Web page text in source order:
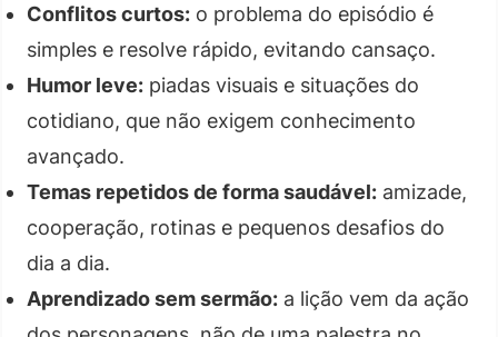
Conflitos curtos: o problema do episódio é
simples e resolve rápido, evitando cansaço.
Humor leve: piadas visuais e situações do
cotidiano, que não exigem conhecimento
avançado.
Temas repetidos de forma saudável: amizade,
cooperação, rotinas e pequenos desafios do
dia a dia.
Aprendizado sem sermão: a lição vem da ação